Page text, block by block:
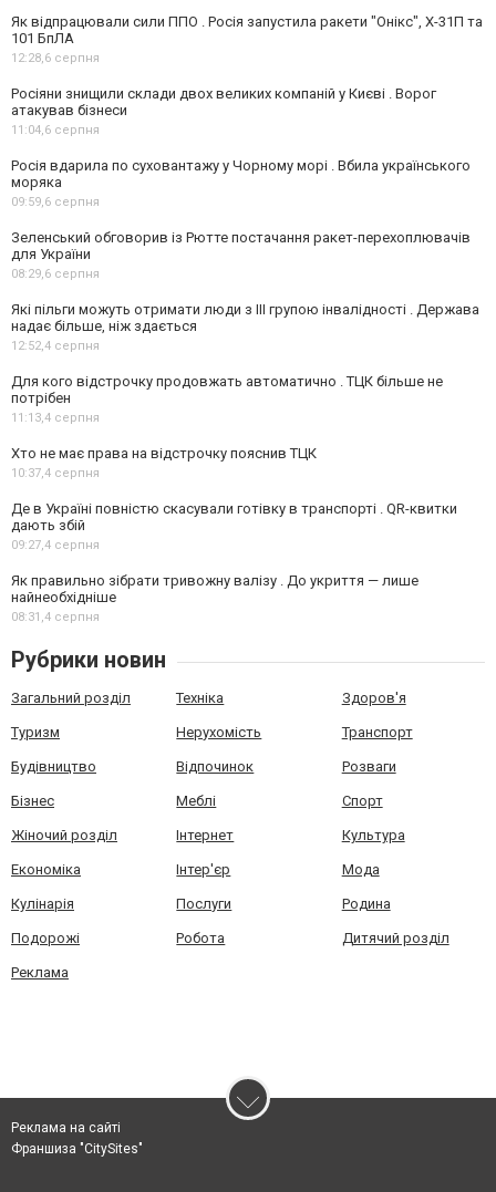
Як відпрацювали сили ППО . Росія запустила ракети "Онікс", Х-31П та
101 БпЛА
12:28,6 серпня
Росіяни знищили склади двох великих компаній у Києві . Ворог
атакував бізнеси
11:04,6 серпня
Росія вдарила по суховантажу у Чорному морі . Вбила українського
моряка
09:59,6 серпня
Зеленський обговорив із Рютте постачання ракет-перехоплювачів
для України
08:29,6 серпня
Які пільги можуть отримати люди з III групою інвалідності . Держава
надає більше, ніж здається
12:52,4 серпня
Для кого відстрочку продовжать автоматично . ТЦК більше не
потрібен
11:13,4 серпня
Хто не має права на відстрочку пояснив ТЦК
10:37,4 серпня
Де в Україні повністю скасували готівку в транспорті . QR-квитки
дають збій
09:27,4 серпня
Як правильно зібрати тривожну валізу . До укриття — лише
найнеобхідніше
08:31,4 серпня
Рубрики новин
Загальний розділ Техніка Здоров'я
Туризм Нерухомість Транспорт
Будівництво Відпочинок Розваги
Бізнес Меблі Спорт
Жіночий розділ Інтернет Культура
Економіка Інтер'єр Мода
Кулінарія Послуги Родина
Подорожі Робота Дитячий розділ
Реклама
Реклама на сайті
Франшиза "CitySites"